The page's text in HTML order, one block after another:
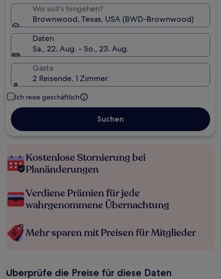
Wo soll’s hingehen?
Brownwood, Texas, USA (BWD-Brownwood)
Daten
Sa., 22. Aug. - So., 23. Aug.
Gäste
2 Reisende, 1 Zimmer
Ich reise geschäftlich
Suchen
Kostenlose Stornierung bei
Planänderungen
Verdiene Prämien für jede
wahrgenommene Übernachtung
Mehr sparen mit Preisen für Mitglieder
Überprüfe die Preise für diese Daten